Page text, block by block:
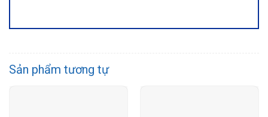
Sản phẩm tương tự